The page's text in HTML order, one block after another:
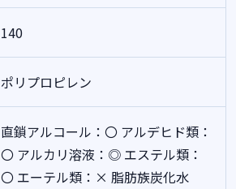
140
ポリプロピレン
直鎖アルコール：〇 アルデヒド類：
〇 アルカリ溶液：◎ エステル類：
〇 エーテル類：× 脂肪族炭化水